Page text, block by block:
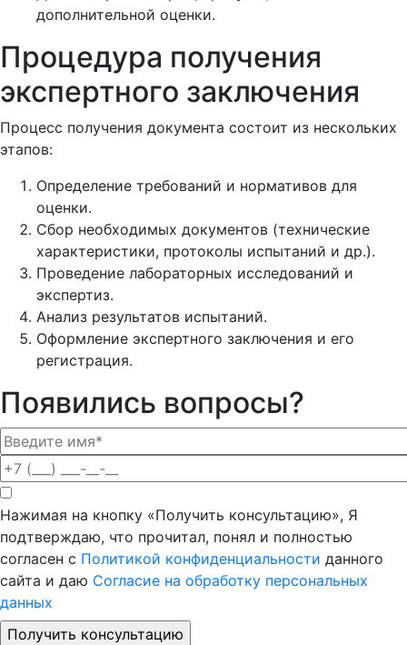
дополнительной оценки.
Процедура получения
экспертного заключения
Процесс получения документа состоит из нескольких
этапов:
Определение требований и нормативов для
оценки.
Сбор необходимых документов (технические
характеристики, протоколы испытаний и др.).
Проведение лабораторных исследований и
экспертиз.
Анализ результатов испытаний.
Оформление экспертного заключения и его
регистрация.
Появились вопросы?
Нажимая на кнопку «Получить консультацию», Я
подтверждаю, что прочитал, понял и полностью
согласен с Политикой конфиденциальности данного
сайта и даю Согласие на обработку персональных
данных